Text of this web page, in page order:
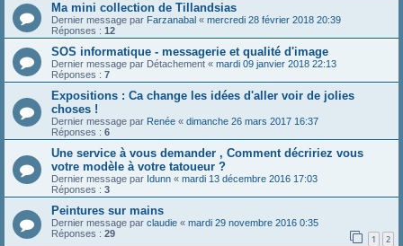
Ma mini collection de Tillandsias
Dernier message par Farzanabal « mercredi 28 février 2018 20:39
Réponses : 12
SOS informatique - messagerie et qualité d'image
Dernier message par Détachement « mardi 09 janvier 2018 22:13
Réponses : 7
Expositions : Ca change les idées d'aller voir de jolies
choses !
Dernier message par Renée « dimanche 26 mars 2017 16:37
Réponses : 6
Une service à vous demander , Comment décririez vous
votre modèle à votre tatoueur ?
Dernier message par Idunn « mardi 13 décembre 2016 17:03
Réponses : 3
Peintures sur mains
Dernier message par claudie « mardi 29 novembre 2016 0:35
Réponses : 29 1 2